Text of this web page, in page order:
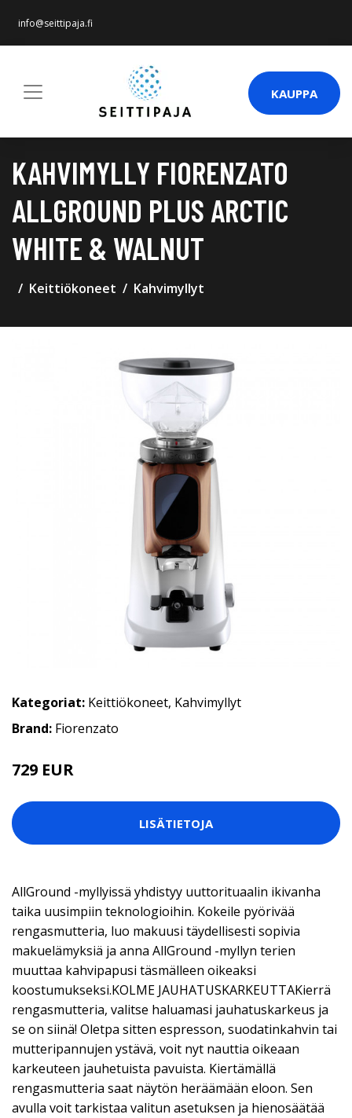
info@seittipaja.fi
KAUPPA
KAHVIMYLLY FIORENZATO
ALLGROUND PLUS ARCTIC
WHITE & WALNUT
Keittiökoneet Kahvimyllyt
Kategoriat: Keittiökoneet, Kahvimyllyt
Brand: Fiorenzato
729 EUR
LISÄTIETOJA
AllGround -myllyissä yhdistyy uuttorituaalin ikivanha
taika uusimpiin teknologioihin. Kokeile pyörivää
rengasmutteria, luo makuusi täydellisesti sopivia
makuelämyksiä ja anna AllGround -myllyn terien
muuttaa kahvipapusi täsmälleen oikeaksi
koostumukseksi.KOLME JAUHATUSKARKEUTTAKierrä
rengasmutteria, valitse haluamasi jauhatuskarkeus ja
se on siinä! Oletpa sitten espresson, suodatinkahvin tai
mutteripannujen ystävä, voit nyt nauttia oikeaan
karkeuteen jauhetuista pavuista. Kiertämällä
rengasmutteria saat näytön heräämään eloon. Sen
avulla voit tarkistaa valitun asetuksen ja hienosäätää